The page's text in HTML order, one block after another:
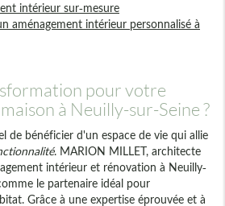
intérieur sur-mesure
aménagement intérieur personnalisé à
pour votre
à Neuilly-sur-Seine ?
de bénéficier d'un espace de vie qui allie
. MARION MILLET, architecte
intérieur et rénovation à Neuilly-
le partenaire idéal pour
Grâce à une expertise éprouvée et à